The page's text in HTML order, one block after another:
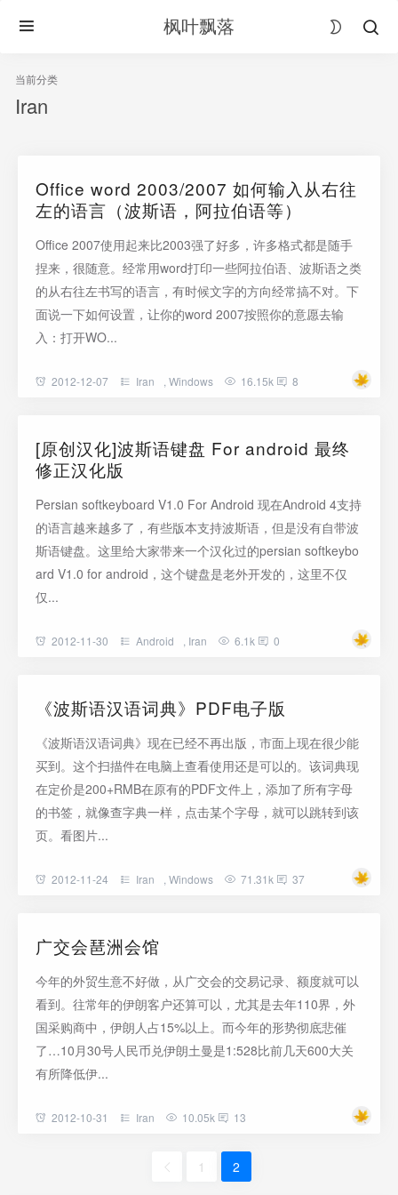
枫叶飘落
当前分类
Iran
Office word 2003/2007 如何输入从右往
左的语言（波斯语，阿拉伯语等）
Office 2007使用起来比2003强了好多，许多格式都是随手
捏来，很随意。经常用word打印一些阿拉伯语、波斯语之类
的从右往左书写的语言，有时候文字的方向经常搞不对。下
面说一下如何设置，让你的word 2007按照你的意愿去输
入：打开WO...
2012-12-07 Iran Windows 16.15k 8
[原创汉化]波斯语键盘 For android 最终
修正汉化版
Persian softkeyboard V1.0 For Android 现在Android 4支持
的语言越来越多了，有些版本支持波斯语，但是没有自带波
斯语键盘。这里给大家带来一个汉化过的persian softkeybo
ard V1.0 for android，这个键盘是老外开发的，这里不仅
仅...
2012-11-30 Android Iran 6.1k 0
《波斯语汉语词典》PDF电子版
《波斯语汉语词典》现在已经不再出版，市面上现在很少能
买到。这个扫描件在电脑上查看使用还是可以的。该词典现
在定价是200+RMB在原有的PDF文件上，添加了所有字母
的书签，就像查字典一样，点击某个字母，就可以跳转到该
页。看图片...
2012-11-24 Iran Windows 71.31k 37
广交会琶洲会馆
今年的外贸生意不好做，从广交会的交易记录、额度就可以
看到。往常年的伊朗客户还算可以，尤其是去年110界，外
国采购商中，伊朗人占15%以上。而今年的形势彻底悲催
了…10月30号人民币兑伊朗土曼是1:528比前几天600大关
有所降低伊...
2012-10-31 Iran 10.05k 13
1 2